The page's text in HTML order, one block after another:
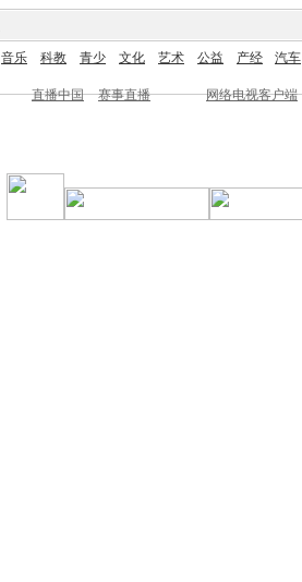
音乐 科教 青少 文化 艺术 公益 产经 汽车
直播中国 赛事直播 网络电视客户端